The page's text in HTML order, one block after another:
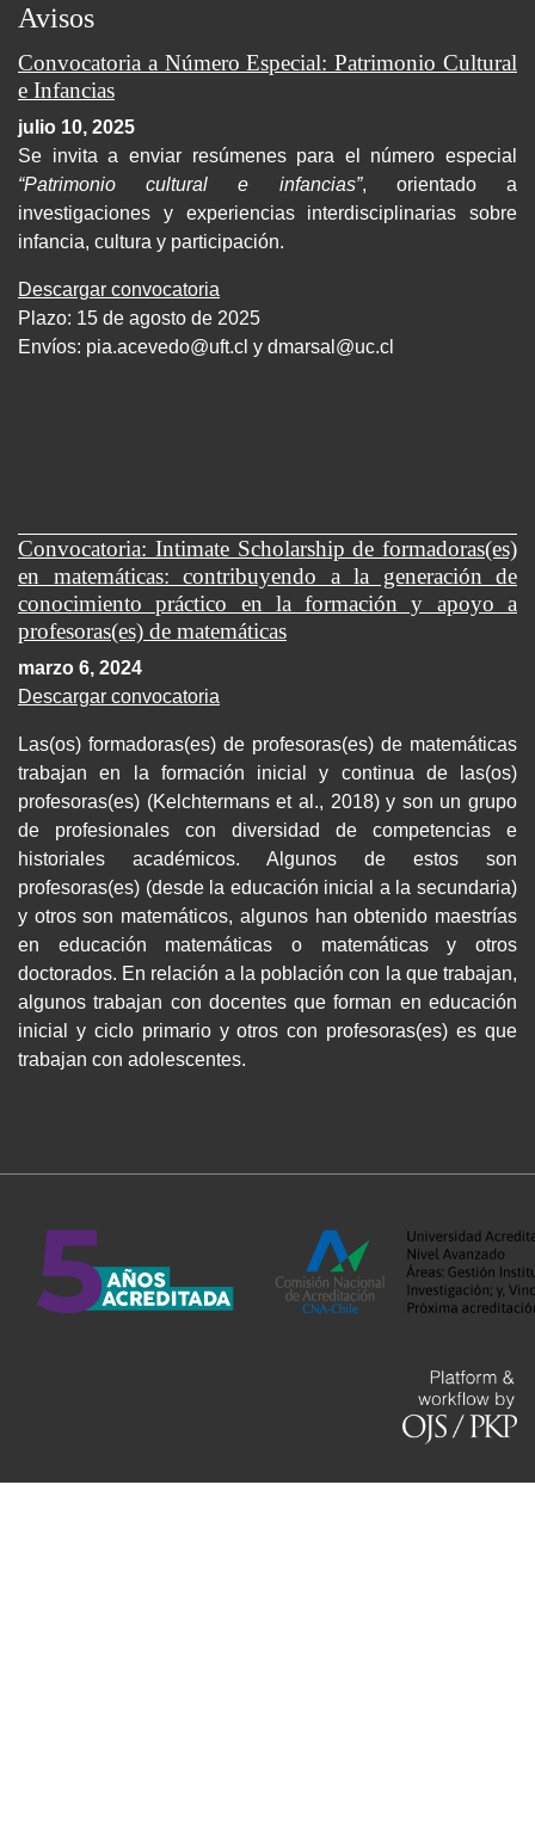
Avisos
Convocatoria a Número Especial: Patrimonio Cultural
e Infancias
julio 10, 2025
Se invita a enviar resúmenes para el número especial
“Patrimonio cultural e infancias”, orientado a
investigaciones y experiencias interdisciplinarias sobre
infancia, cultura y participación.
Descargar convocatoria
Plazo: 15 de agosto de 2025
Envíos: pia.acevedo@uft.cl y dmarsal@uc.cl
Convocatoria: Intimate Scholarship de formadoras(es)
en matemáticas: contribuyendo a la generación de
conocimiento práctico en la formación y apoyo a
profesoras(es) de matemáticas
marzo 6, 2024
Descargar convocatoria
Las(os) formadoras(es) de profesoras(es) de matemáticas
trabajan en la formación inicial y continua de las(os)
profesoras(es) (Kelchtermans et al., 2018) y son un grupo
de profesionales con diversidad de competencias e
historiales académicos. Algunos de estos son
profesoras(es) (desde la educación inicial a la secundaria)
y otros son matemáticos, algunos han obtenido maestrías
en educación matemáticas o matemáticas y otros
doctorados. En relación a la población con la que trabajan,
algunos trabajan con docentes que forman en educación
inicial y ciclo primario y otros con profesoras(es) es que
trabajan con adolescentes.